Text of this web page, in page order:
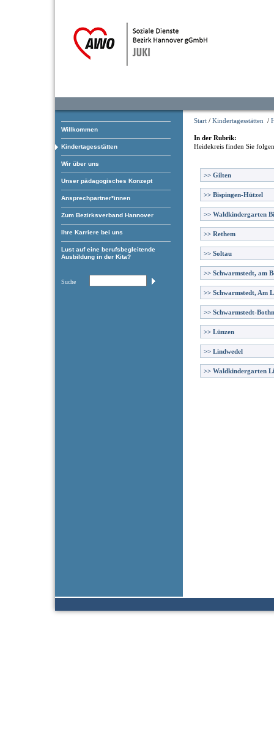
Willkommen
Kindertagesstätten
Wir über uns
Unser pädagogisches Konzept
Ansprechpartner*innen
Zum Bezirksverband Hannover
Ihre Karriere bei uns
Lust auf eine berufsbegleitende
Ausbildung in der Kita?
Suche
Start / Kindertagesstätten /
In der Rubrik:
Heidekreis finden Sie
>> Gilten
>> Bispingen-Hützel
>> Waldkindergarten
>> Rethem
>> Soltau
>> Schwarmstedt, am
>> Schwarmstedt, Am
>> Schwarmstedt-
>> Lünzen
>> Lindwedel
>> Waldkindergarten